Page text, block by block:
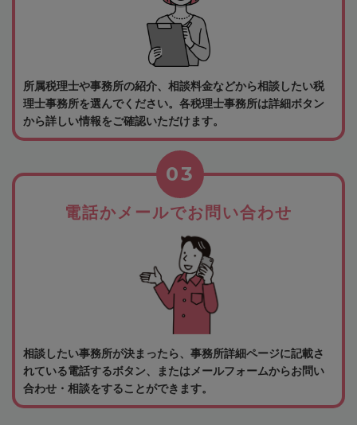
所属税理士や事務所の紹介、相談料金などから相談したい税
理士事務所を選んでください。各税理士事務所は詳細ボタン
から詳しい情報をご確認いただけます。
電話かメールでお問い合わせ
03
相談したい事務所が決まったら、事務所詳細ページに記載さ
れている電話するボタン、またはメールフォームからお問い
合わせ・相談をすることができます。